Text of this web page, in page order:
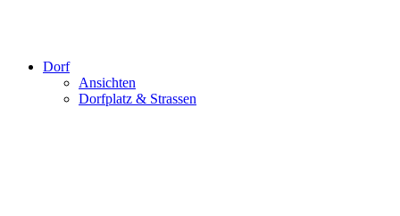
Dorf
Ansichten
Dorfplatz & Strassen